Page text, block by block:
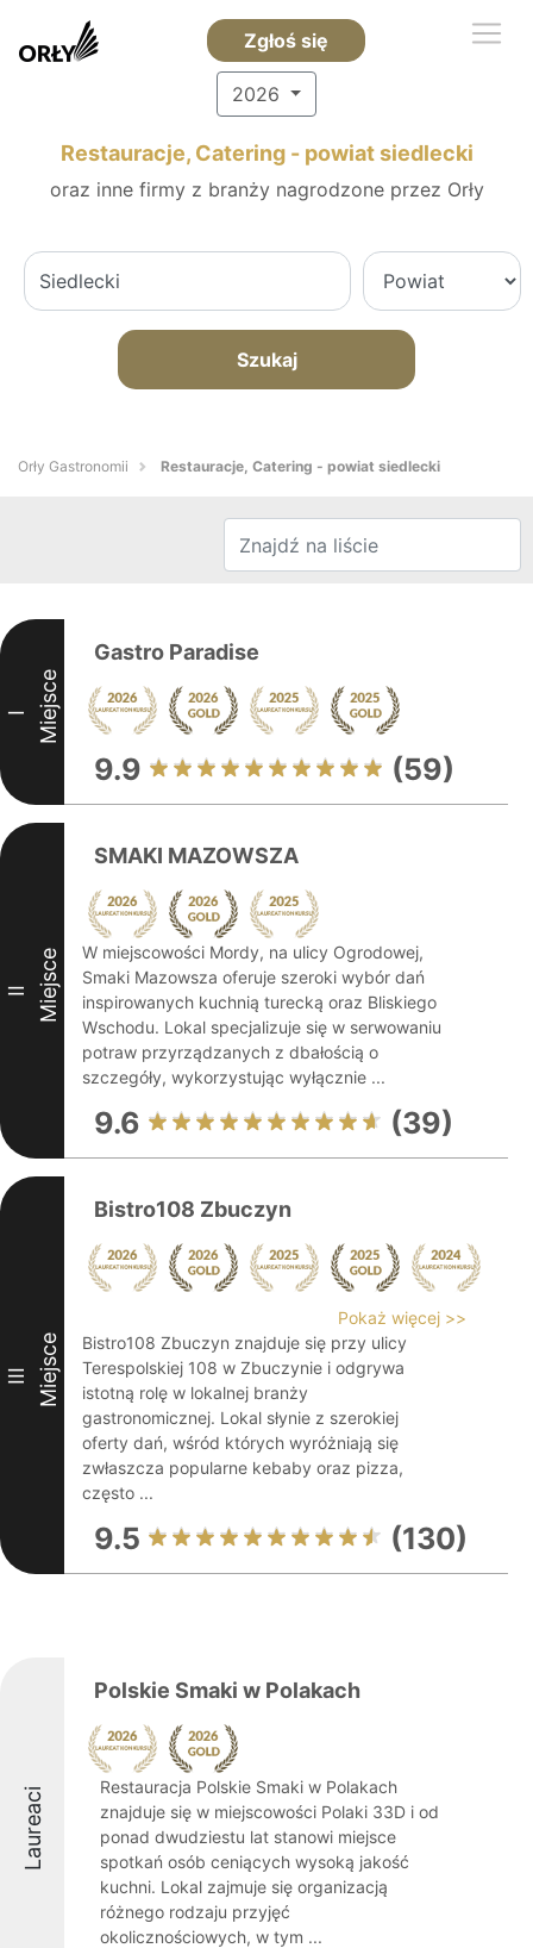
Zgłoś się
2026
Restauracje, Catering - powiat siedlecki
oraz inne firmy z branży nagrodzone przez Orły
Szukaj
Orły Gastronomii Restauracje, Catering - powiat siedlecki
I Miejsce
Gastro Paradise
9.9 (59)
II Miejsce
SMAKI MAZOWSZA
W miejscowości Mordy, na ulicy Ogrodowej,
Smaki Mazowsza oferuje szeroki wybór dań
inspirowanych kuchnią turecką oraz Bliskiego
Wschodu. Lokal specjalizuje się w serwowaniu
potraw przyrządzanych z dbałością o
szczegóły, wykorzystując wyłącznie ...
9.6 (39)
III Miejsce
Bistro108 Zbuczyn
Pokaż więcej >>
Bistro108 Zbuczyn znajduje się przy ulicy
Terespolskiej 108 w Zbuczynie i odgrywa
istotną rolę w lokalnej branży
gastronomicznej. Lokal słynie z szerokiej
oferty dań, wśród których wyróżniają się
zwłaszcza popularne kebaby oraz pizza,
często ...
9.5 (130)
Laureaci
Polskie Smaki w Polakach
Restauracja Polskie Smaki w Polakach
znajduje się w miejscowości Polaki 33D i od
ponad dwudziestu lat stanowi miejsce
spotkań osób ceniących wysoką jakość
kuchni. Lokal zajmuje się organizacją
różnego rodzaju przyjęć
okolicznościowych, w tym ...